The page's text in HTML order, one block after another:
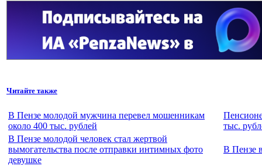
Читайте также
В Пензе молодой мужчина перевел мошенникам
около 400 тыс. рублей
тыс.
В Пензе молодой человек стал жертвой
вымогательства после отправки интимных фото
девушке
В Пензе